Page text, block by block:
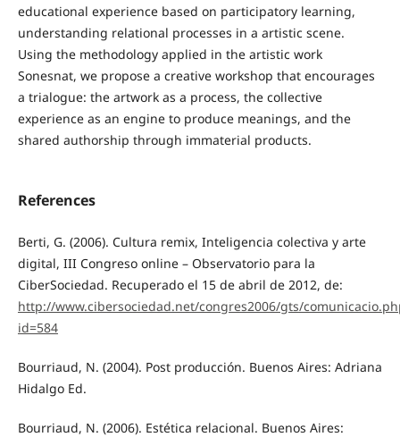
educational experience based on participatory learning,
understanding relational processes in a artistic scene.
Using the methodology applied in the artistic work
Sonesnat, we propose a creative workshop that encourages
a trialogue: the artwork as a process, the collective
experience as an engine to produce meanings, and the
shared authorship through immaterial products.
References
Berti, G. (2006). Cultura remix, Inteligencia colectiva y arte
digital, III Congreso online – Observatorio para la
CiberSociedad. Recuperado el 15 de abril de 2012, de:
http://www.cibersociedad.net/congres2006/gts/
id=584
Bourriaud, N. (2004). Post producción. Buenos Aires: Adriana
Hidalgo Ed.
Bourriaud, N. (2006). Estética relacional. Buenos Aires: